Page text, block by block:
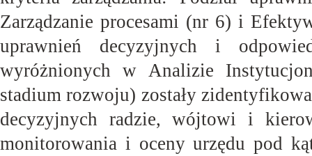
Zarządzanie procesami (nr 6) i
uprawnień decyzyjnych i
wyróżnionych w Analizie
stadium rozwoju) zostały
decyzyjnych radzie, wójtowi i
monitorowania i oceny urzędu pod